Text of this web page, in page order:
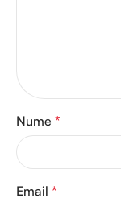
Nume *
Email *